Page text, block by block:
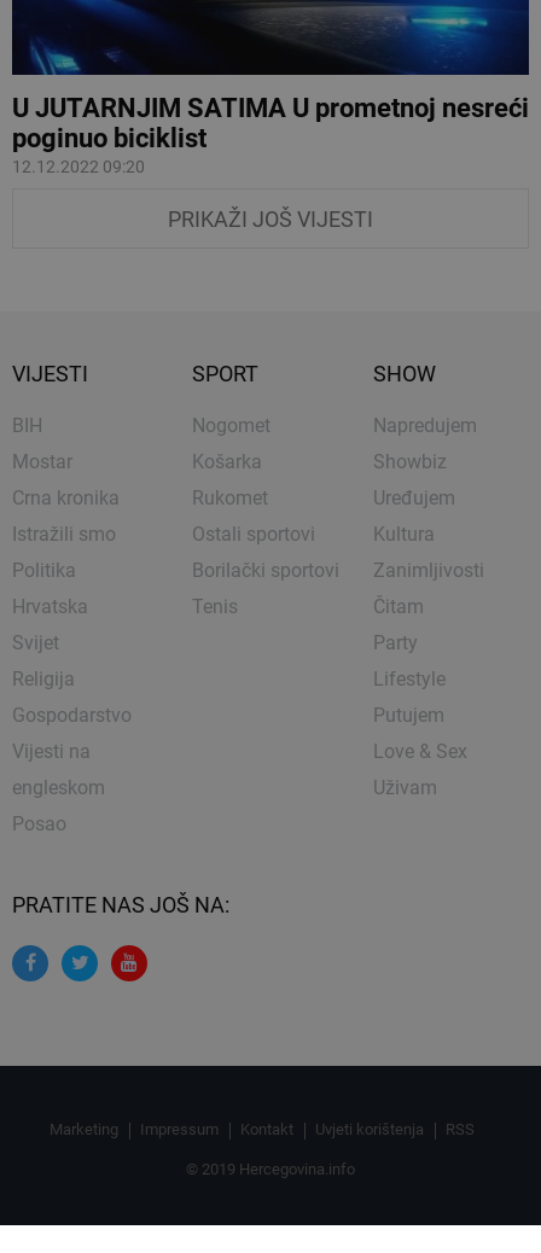
U JUTARNJIM SATIMA U prometnoj nesreći
poginuo biciklist
12.12.2022 09:20
PRIKAŽI JOŠ VIJESTI
VIJESTI
BIH
Mostar
Crna kronika
Istražili smo
Politika
Hrvatska
Svijet
Religija
Gospodarstvo
Vijesti na
engleskom
Posao
SPORT
Nogomet
Košarka
Rukomet
Ostali sportovi
Borilački sportovi
Tenis
SHOW
Napredujem
Showbiz
Uređujem
Kultura
Zanimljivosti
Čitam
Party
Lifestyle
Putujem
Love & Sex
Uživam
PRATITE NAS JOŠ NA:
Marketing Impressum Kontakt Uvjeti korištenja RSS
© 2019 Hercegovina.info